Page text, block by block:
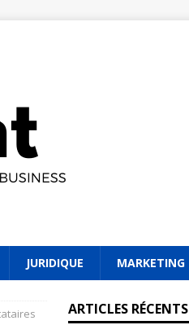
JURIDIQUE MARKETING
ARTICLES RÉCENTS